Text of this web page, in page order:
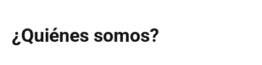
¿Quiénes somos?